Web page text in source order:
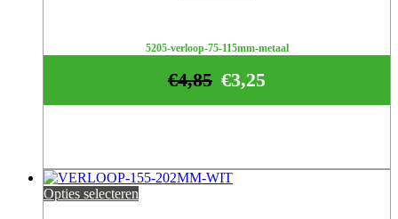
5205-verloop-75-115mm-metaal
€3,25
€4,85
Opties selecteren